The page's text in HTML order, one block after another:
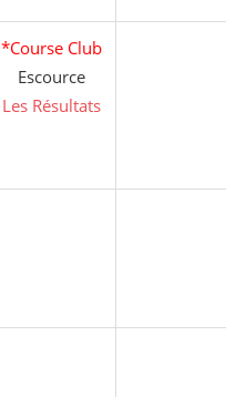
*Course Club
Escource
Les Résultats